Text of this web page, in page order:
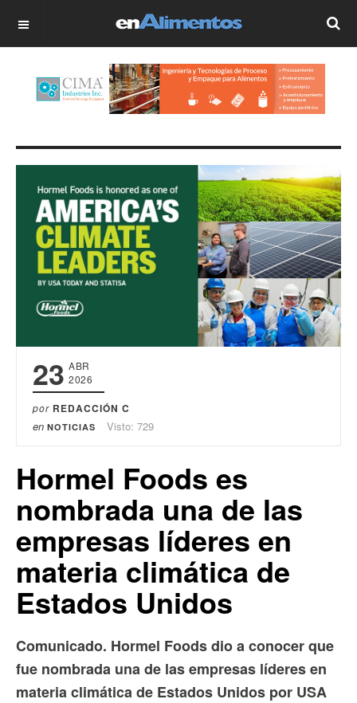
OFF CANVAS
23 ABR
2026
por REDACCIÓN C
en NOTICIAS Visto: 729
Hormel Foods es
nombrada una de las
empresas líderes en
materia climática de
Estados Unidos
Comunicado. Hormel Foods dio a conocer que
fue nombrada una de las empresas líderes en
materia climática de Estados Unidos por USA